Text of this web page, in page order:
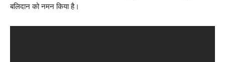
बलिदान को नमन किया है।